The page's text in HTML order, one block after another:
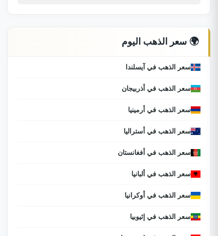
🌍 سعر الذهب اليوم
سعر الذهب في آيسلندا
سعر الذهب في أذربيجان
سعر الذهب في أرمينيا
سعر الذهب في أستراليا
سعر الذهب في أفغانستان
سعر الذهب في ألبانيا
سعر الذهب في أوكرانيا
سعر الذهب في إثيوبيا